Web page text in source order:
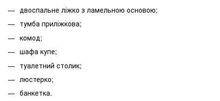
двоспальне ліжко з ламельною основою;
тумба приліжкова;
комод;
шафа купе;
туалетний столик;
люстерко;
банкетка.